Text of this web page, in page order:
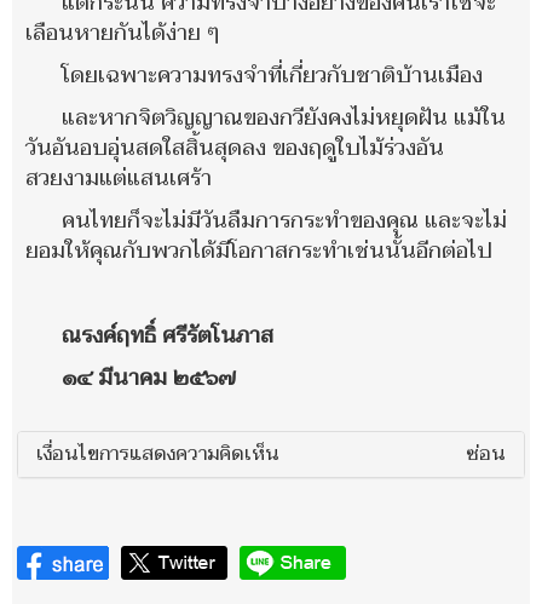
เลือนหายกันได้ง่าย ๆ
โดยเฉพาะความทรงจำที่เกี่ยวกับชาติบ้านเมือง
และหากจิตวิญญาณของกวียังคงไม่หยุดฝัน แม้ใน
วันอันอบอุ่นสดใสสิ้นสุดลง ของฤดูใบไม้ร่วงอัน
สวยงามแต่แสนเศร้า
คนไทยก็จะไม่มีวันลืมการกระทำของคุณ และจะไม่
ยอมให้คุณกับพวกได้มีโอกาสกระทำเช่นนั้นอีกต่อไป
ณรงค์ฤทธิ์ ศรีรัตโนภาส
๑๔ มีนาคม ๒๕๖๗
เงื่อนไขการแสดงความคิดเห็น ซ่อน